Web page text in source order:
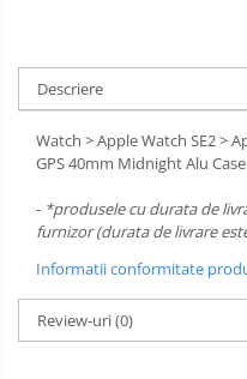
Descriere
Watch > Apple Watch SE2 >
GPS 40mm Midnight Alu
- *produsele cu durata de
furnizor (durata de livrare
Informatii conformitate
Review-uri(0)